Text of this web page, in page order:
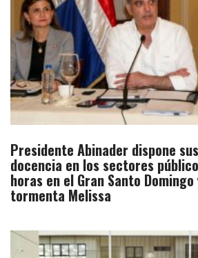
Presidente Abinader dispone
docencia en los sectores
horas en el Gran Santo
tormenta Melissa